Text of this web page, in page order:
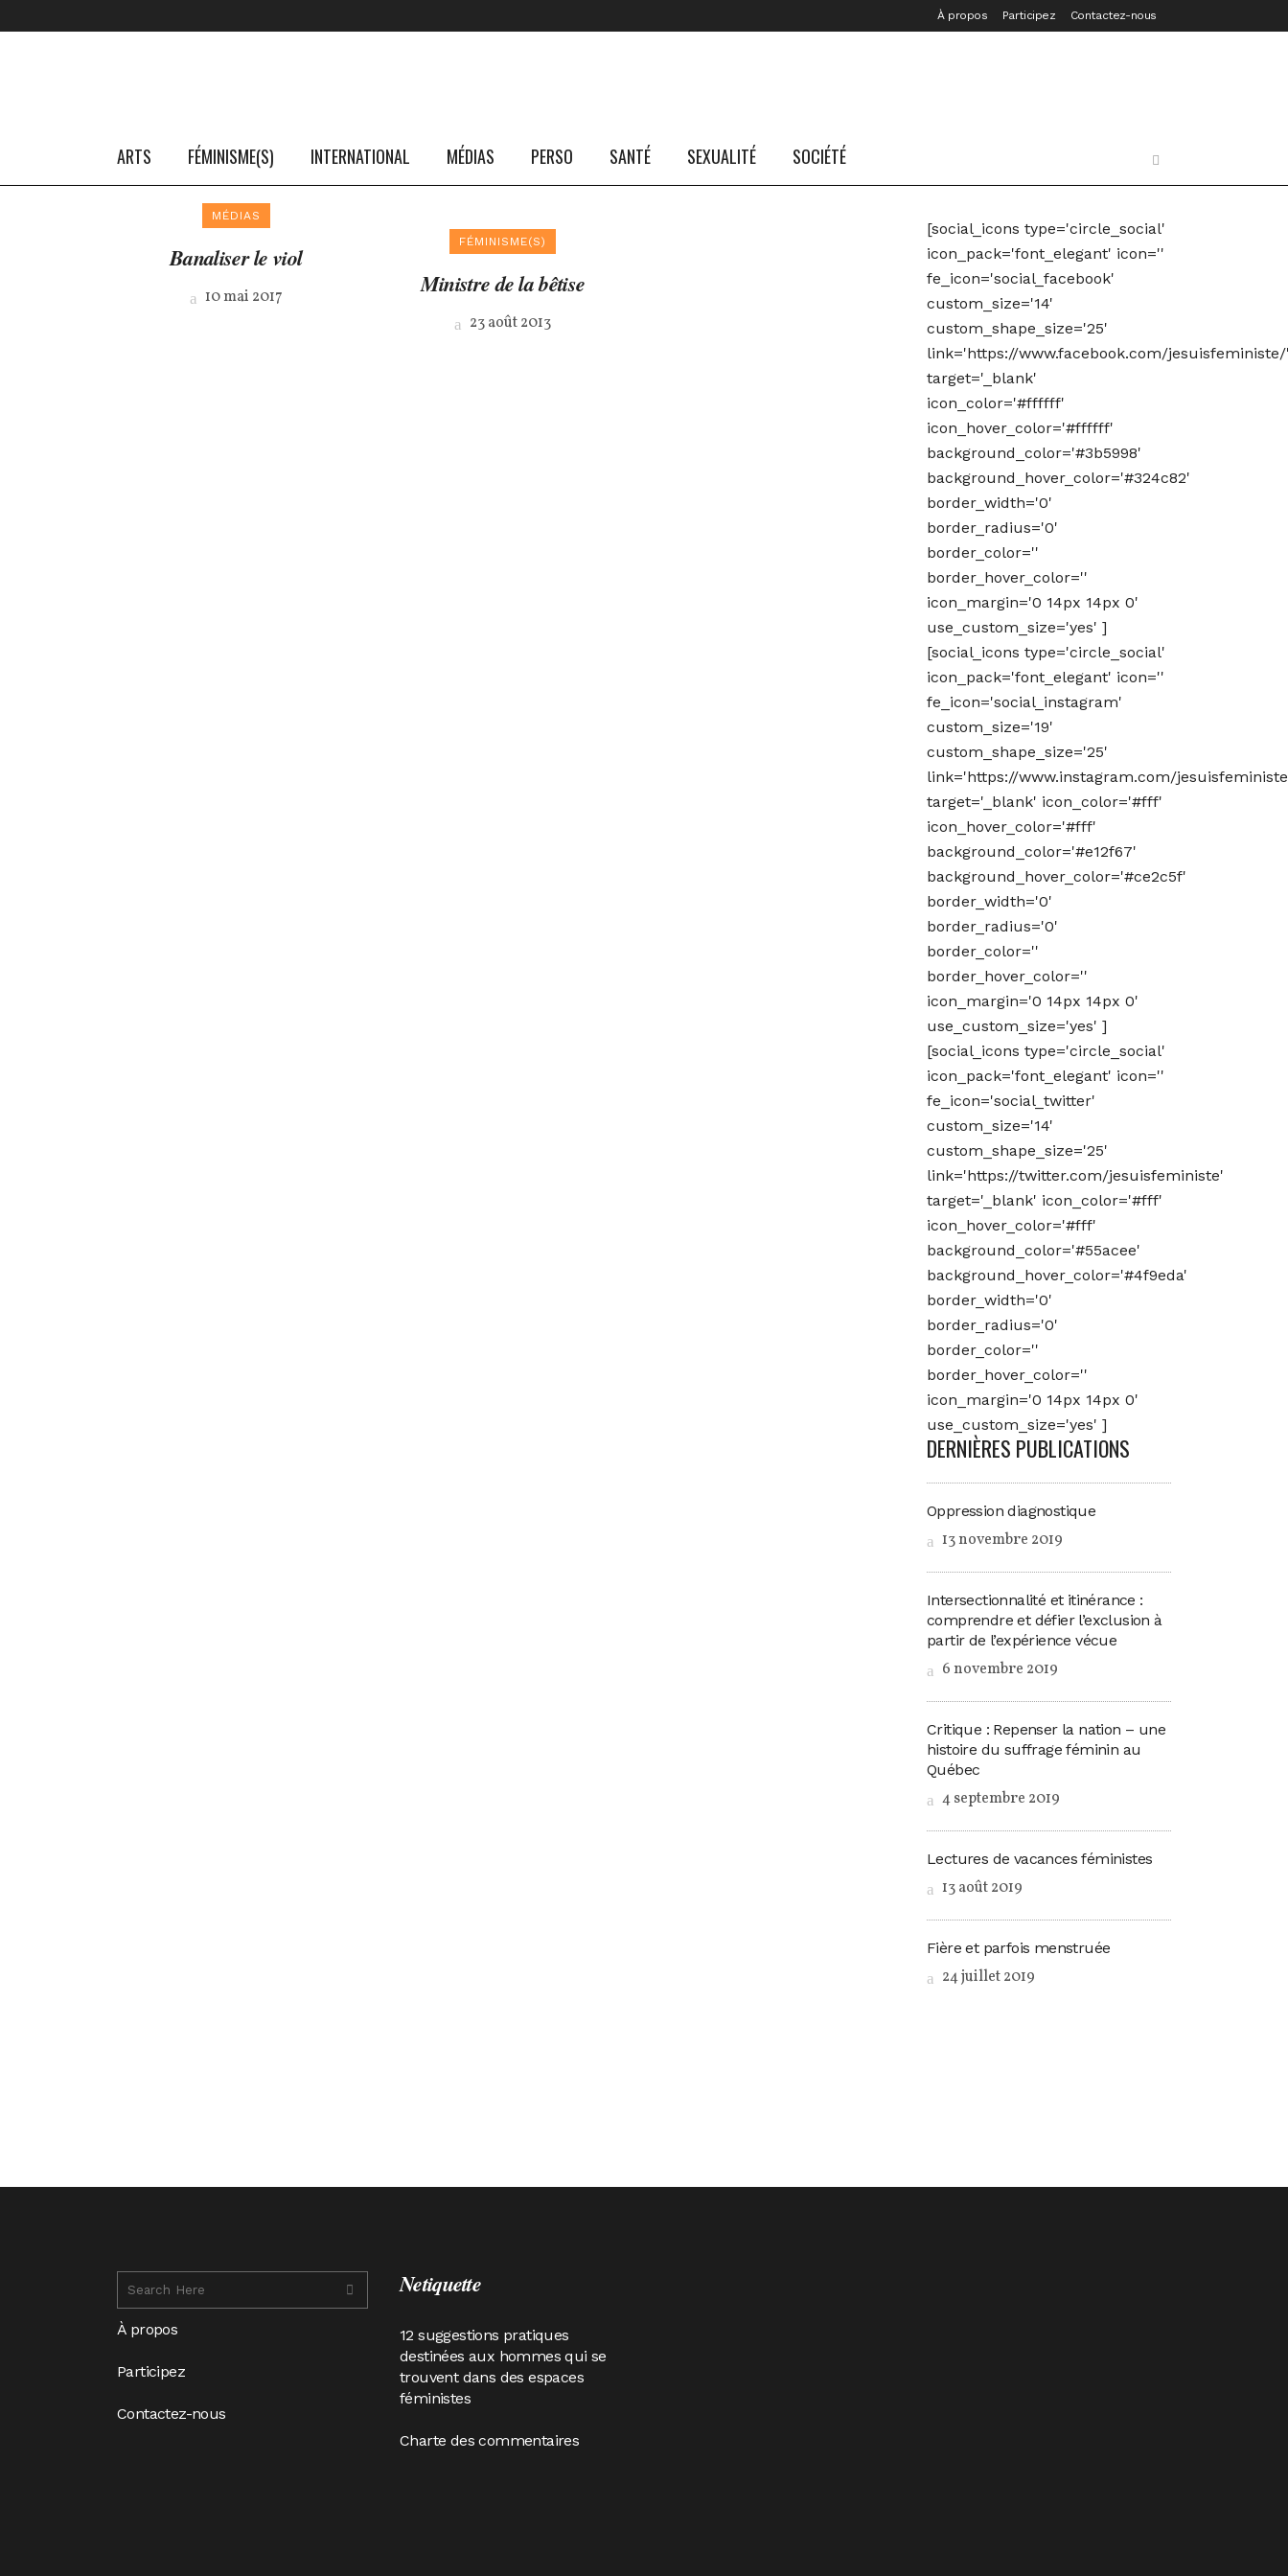
À propos Participez Contactez-nous
ARTS FÉMINISME(S) INTERNATIONAL MÉDIAS PERSO SANTÉ SEXUALITÉ SOCIÉTÉ
MÉDIAS
Banaliser le viol
10 mai 2017
FÉMINISME(S)
Ministre de la bêtise
23 août 2013
[social_icons type='circle_social'
icon_pack='font_elegant' icon=''
fe_icon='social_facebook'
custom_size='14'
custom_shape_size='25'
link='https://www.facebook.com/
target='_blank'
icon_color='#ffffff'
icon_hover_color='#ffffff'
background_color='#3b5998'
background_hover_color='#324c82'
border_width='0'
border_radius='0'
border_color=''
border_hover_color=''
icon_margin='0 14px 14px 0'
use_custom_size='yes' ]
[social_icons type='circle_social'
icon_pack='font_elegant' icon=''
fe_icon='social_instagram'
custom_size='19'
custom_shape_size='25'
link='https://www.instagram.com/
target='_blank' icon_color='#fff'
icon_hover_color='#fff'
background_color='#e12f67'
background_hover_color='#ce2c5f'
border_width='0'
border_radius='0'
border_color=''
border_hover_color=''
icon_margin='0 14px 14px 0'
use_custom_size='yes' ]
[social_icons type='circle_social'
icon_pack='font_elegant' icon=''
fe_icon='social_twitter'
custom_size='14'
custom_shape_size='25'
link='https://twitter.com/jesuisfeministe'
target='_blank' icon_color='#fff'
icon_hover_color='#fff'
background_color='#55acee'
background_hover_color='#4f9eda'
border_width='0'
border_radius='0'
border_color=''
border_hover_color=''
icon_margin='0 14px 14px 0'
use_custom_size='yes' ]
DERNIÈRES PUBLICATIONS
Oppression diagnostique
13 novembre 2019
Intersectionnalité et itinérance :
comprendre et défier l’exclusion à
partir de l’expérience vécue
6 novembre 2019
Critique : Repenser la nation – une
histoire du suffrage féminin au
Québec
4 septembre 2019
Lectures de vacances féministes
13 août 2019
Fière et parfois menstruée
24 juillet 2019
À propos
Participez
Contactez-nous
Netiquette
12 suggestions pratiques
destinées aux hommes qui se
trouvent dans des espaces
féministes
Charte des commentaires